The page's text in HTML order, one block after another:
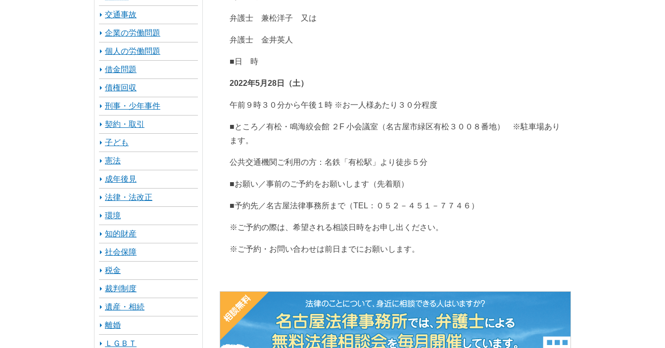
弁護士 兼松洋子 又は
弁護士 金井英人
■日 時
2022年5月28日（土）
午前９時３０分から午後１時 ※お一人様あたり３０分程度
■ところ／有松・鳴海絞会館 ２F 小会議室（名古屋市緑区有松３００８番地） ※駐車場あり
ます。
公共交通機関ご利用の方：名鉄「有松駅」より徒歩５分
■お願い／事前のご予約をお願いします（先着順）
■予約先／名古屋法律事務所まで（TEL：０５２－４５１－７７４６）
※ご予約の際は、希望される相談日時をお申し出ください。
※ご予約・お問い合わせは前日までにお願いします。
交通事故
企業の労働問題
個人の労働問題
借金問題
債権回収
刑事・少年事件
契約・取引
子ども
憲法
成年後見
法律・法改正
環境
知的財産
社会保障
税金
裁判制度
遺産・相続
離婚
ＬＧＢＴ